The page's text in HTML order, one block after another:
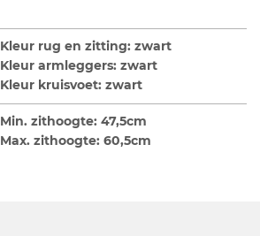
Kleur rug en zitting: zwart
Kleur armleggers: zwart
Kleur kruisvoet: zwart
Min. zithoogte: 47,5cm
Max. zithoogte: 60,5cm